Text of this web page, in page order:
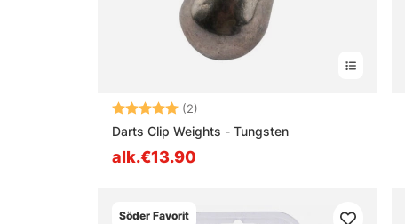
Arvio: (2)
Darts Clip Weights - Tungsten
alk.€13.90
Söder Favorit